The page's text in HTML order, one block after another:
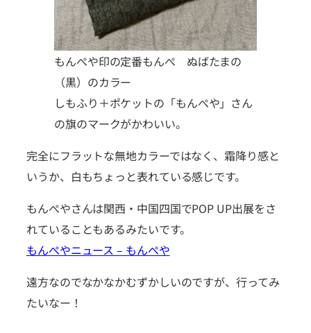
もんぺや印の定番もんぺ ぬばたまの
（黒）のカラー
しもふり＋ポケットの「もんぺや」さん
の旗のマークがかわいい。
完全にフラットな無地カラーではなく、霜降り感と
いうか、白もちょっと表れている感じです。
もんぺやさんは関西・中国四国でPOP UP出展をさ
れていることもあるみたいです。
もんぺやニュース – もんぺや
遠方なのでなかなかむずかしいのですが、行ってみ
たいなー！